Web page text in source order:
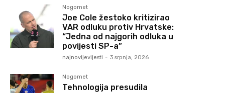
Nogomet
Joe Cole žestoko kritizirao
VAR odluku protiv Hrvatske:
“Jedna od najgorih odluka u
povijesti SP-a”
najnovijevijesti - 3 srpnja, 2026
Nogomet
Tehnologija presudila